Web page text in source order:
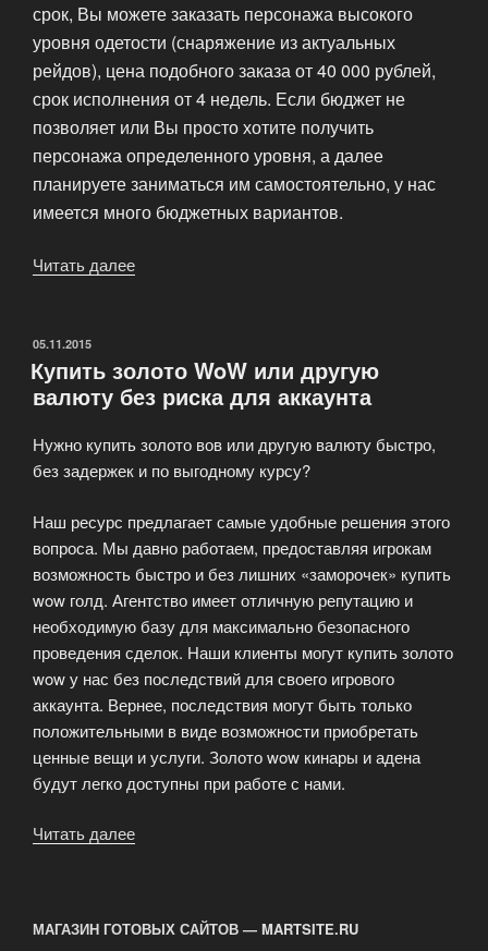
срок, Вы можете заказать персонажа высокого
уровня одетости (снаряжение из актуальных
рейдов), цена подобного заказа от 40 000 рублей,
срок исполнения от 4 недель. Если бюджет не
позволяет или Вы просто хотите получить
персонажа определенного уровня, а далее
планируете заниматься им самостоятельно, у нас
имеется много бюджетных вариантов.
Читать далее
прокаченным
персонажем»
ОПУБЛИКОВАНО
05.11.2015
Купить золото WoW или другую
валюту без риска для аккаунта
Нужно купить золото вов или другую валюту быстро,
без задержек и по выгодному курсу?
Наш ресурс предлагает самые удобные решения этого
вопроса. Мы давно работаем, предоставляя игрокам
возможность быстро и без лишних «заморочек» купить
wow голд. Агентство имеет отличную репутацию и
необходимую базу для максимально безопасного
проведения сделок. Наши клиенты могут купить золото
wow у нас без последствий для своего игрового
аккаунта. Вернее, последствия могут быть только
положительными в виде возможности приобретать
ценные вещи и услуги. Золото wow кинары и адена
будут легко доступны при работе с нами.
Читать далее
другую
МАГАЗИН ГОТОВЫХ САЙТОВ — MARTSITE.RU